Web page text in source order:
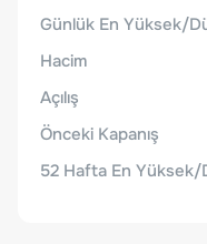
Günlük En Yüksek/
Hacim
Açılış
Önceki Kapanış
52 Hafta En Yüksek/